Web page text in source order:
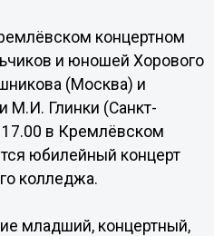
концертном
и юношей Хорового
(Москва) и
М.И. Глинки (Санкт-
17.00 в Кремлёвском
юбилейный концерт
колледжа.
младший, концертный,